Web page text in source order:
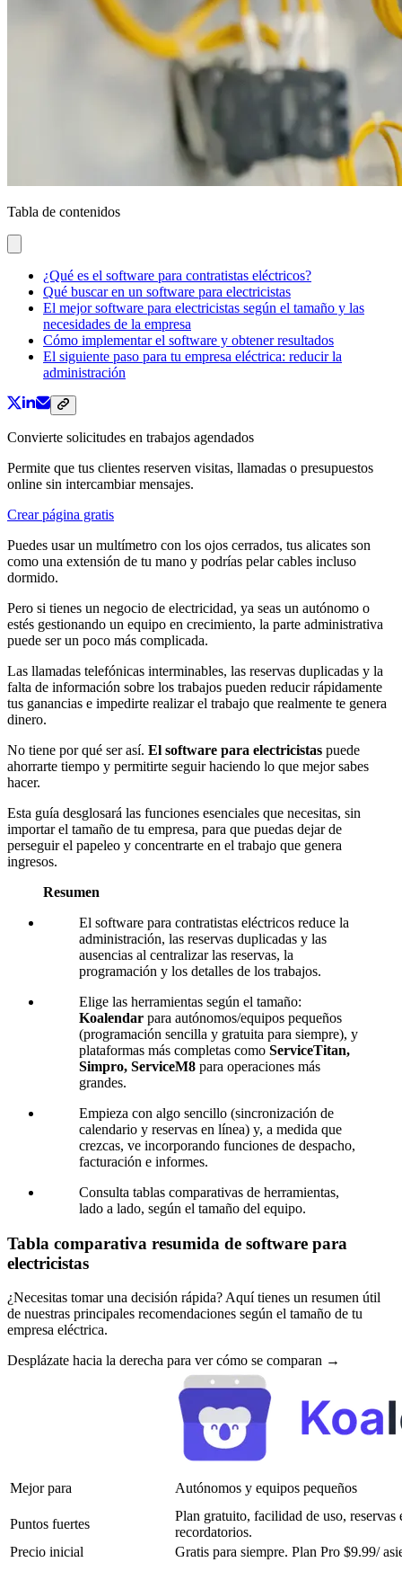
Tabla de contenidos
¿Qué es el software para contratistas eléctricos?
Qué buscar en un software para electricistas
El mejor software para electricistas según el tamaño y las
necesidades de la empresa
Cómo implementar el software y obtener resultados
El siguiente paso para tu empresa eléctrica: reducir la
administración
Convierte solicitudes en trabajos agendados
Permite que tus clientes reserven visitas, llamadas o presupuestos
online sin intercambiar mensajes.
Crear página gratis
Puedes usar un multímetro con los ojos cerrados, tus alicates son
como una extensión de tu mano y podrías pelar cables incluso
dormido.
Pero si tienes un negocio de electricidad, ya seas un autónomo o
estés gestionando un equipo en crecimiento, la parte administrativa
puede ser un poco más complicada.
Las llamadas telefónicas interminables, las reservas duplicadas y la
falta de información sobre los trabajos pueden reducir rápidamente
tus ganancias e impedirte realizar el trabajo que realmente te genera
dinero.
No tiene por qué ser así. El software para electricistas puede
ahorrarte tiempo y permitirte seguir haciendo lo que mejor sabes
hacer.
Esta guía desglosará las funciones esenciales que necesitas, sin
importar el tamaño de tu empresa, para que puedas dejar de
perseguir el papeleo y concentrarte en el trabajo que genera
ingresos.
Resumen
El software para contratistas eléctricos reduce la
administración, las reservas duplicadas y las
ausencias al centralizar las reservas, la
programación y los detalles de los trabajos.
Elige las herramientas según el tamaño:
Koalendar para autónomos/equipos pequeños
(programación sencilla y gratuita para siempre), y
plataformas más completas como ServiceTitan,
Simpro, ServiceM8 para operaciones más
grandes.
Empieza con algo sencillo (sincronización de
calendario y reservas en línea) y, a medida que
crezcas, ve incorporando funciones de despacho,
facturación e informes.
Consulta tablas comparativas de herramientas,
lado a lado, según el tamaño del equipo.
Tabla comparativa resumida de software para
electricistas
¿Necesitas tomar una decisión rápida? Aquí tienes un resumen útil
de nuestras principales recomendaciones según el tamaño de tu
empresa eléctrica.
Desplázate hacia la derecha para ver cómo se comparan →
Mejor para Autónomos y equipos pequeños
Puntos fuertes
Plan gratuito, facilidad de uso, reservas
recordatorios.
Precio inicial
Gratis para siempre. Plan Pro $9.99/